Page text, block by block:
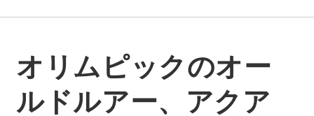
オリムピックのオー
ルドルアー、アクア